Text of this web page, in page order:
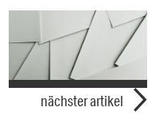
nächster artikel